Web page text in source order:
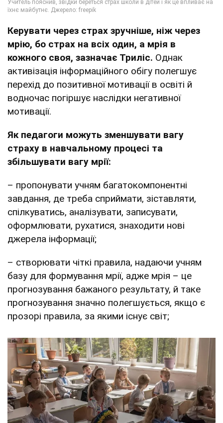
Керувати через страх зручніше, ніж через
мрію, бо страх на всіх один, а мрія в
кожного своя, зазначає Триліс. Однак
активізація інформаційного обігу полегшує
перехід до позитивної мотивації в освіті й
водночас погіршує наслідки негативної
мотивації.
Як педагоги можуть зменшувати вагу
страху в навчальному процесі та
збільшувати вагу мрії:
– пропонувати учням багатокомпонентні
завдання, де треба сприймати, зіставляти,
спілкуватись, аналізувати, записувати,
оформлювати, рухатися, знаходити нові
джерела інформації;
– створювати чіткі правила, надаючи учням
базу для формування мрії, адже мрія – це
прогнозування бажаного результату, й таке
прогнозування значно полегшується, якщо є
прозорі правила, за якими існує світ;